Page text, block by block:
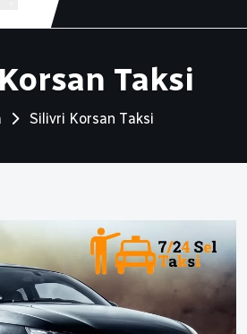
Taksi
Silivri Korsan Taksi